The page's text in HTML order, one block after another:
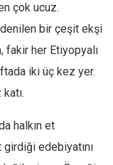
çok ucuz.
denilen bir çeşit ekşi
fakir her Etiyopyalı
iki üç kez yer.
halkın et
edebiyatını